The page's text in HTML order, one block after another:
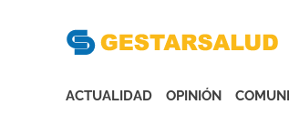
de
ACTUALIDAD OPINIÓN